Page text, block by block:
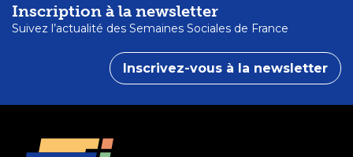
Inscription à la newsletter
Suivez l’actualité des Semaines Sociales de France
Inscrivez-vous à la newsletter